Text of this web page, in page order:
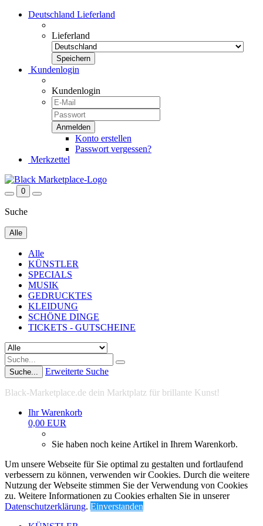
Deutschland Lieferland
Lieferland
Kundenlogin
Kundenlogin
Konto erstellen
Passwort vergessen?
Merkzettel
0
Suche
Alle
Alle
KÜNSTLER
SPECIALS
MUSIK
GEDRUCKTES
KLEIDUNG
SCHÖNE DINGE
TICKETS - GUTSCHEINE
Suche... Erweiterte Suche
Black-Marketplace.de dein Marktplatz für brillante Kunst!
Ihr Warenkorb
0,00 EUR
Sie haben noch keine Artikel in Ihrem Warenkorb.
Um unsere Webseite für Sie optimal zu gestalten und fortlaufend
verbessern zu können, verwenden wir Cookies. Durch die weitere
Nutzung der Webseite stimmen Sie der Verwendung von Cookies
zu. Weitere Informationen zu Cookies erhalten Sie in unserer
Datenschutzerklärung. Einverstanden